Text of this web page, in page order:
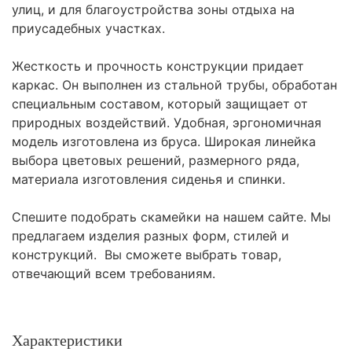
улиц, и для благоустройства зоны отдыха на
приусадебных участках.
Жесткость и прочность конструкции придает
каркас. Он выполнен из стальной трубы, обработан
специальным составом, который защищает от
природных воздействий. Удобная, эргономичная
модель изготовлена из бруса. Широкая линейка
выбора цветовых решений, размерного ряда,
материала изготовления сиденья и спинки.
Спешите подобрать скамейки на нашем сайте. Мы
предлагаем изделия разных форм, стилей и
конструкций. Вы сможете выбрать товар,
отвечающий всем требованиям.
Характеристики